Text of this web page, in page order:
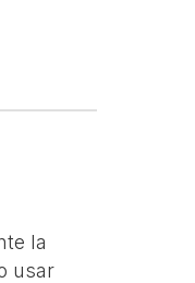
la
usar